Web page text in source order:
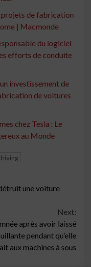
projets de fabrication
| Macmonde
du logiciel
efforts de conduite
investissement de
de voitures
chez Tesla : Le
au Monde
une voiture
Next:
après avoir laissé
pendant qu’elle
aux machines à sous